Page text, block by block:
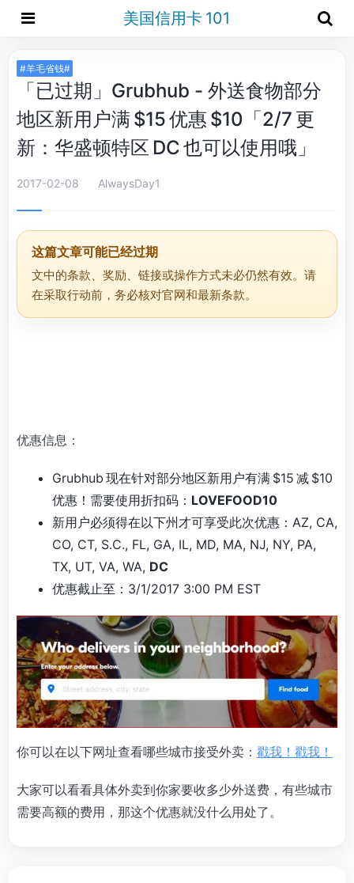
美国信用卡 101
#羊毛省钱#
「已过期」Grubhub - 外送食物部分
地区新用户满 $15 优惠 $10「2/7 更
新：华盛顿特区 DC 也可以使用哦」
2017-02-08 AlwaysDay1
这篇文章可能已经过期
文中的条款、奖励、链接或操作方式未必仍然有效。请
在采取行动前，务必核对官网和最新条款。
优惠信息：
Grubhub 现在针对部分地区新用户有满 $15 减 $10
优惠！需要使用折扣码： LOVEFOOD10
新用户必须得在以下州才可享受此次优惠：AZ, CA,
CO, CT, S.C., FL, GA, IL, MD, MA, NJ, NY, PA,
TX, UT, VA, WA, DC
优惠截止至：3/1/2017 3:00 PM EST
你可以在以下网址查看哪些城市接受外卖： 戳我！戳我！
大家可以看看具体外卖到你家要收多少外送费，有些城市
需要高额的费用，那这个优惠就没什么用处了。